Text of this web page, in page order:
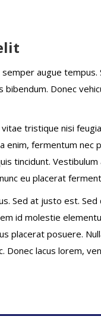
augue
Donec
tristique nisi
enim, fermentum
tincidunt.
eu placerat
Sed at justo est.
id molestie
placerat posuere.
Donec lacus lorem,